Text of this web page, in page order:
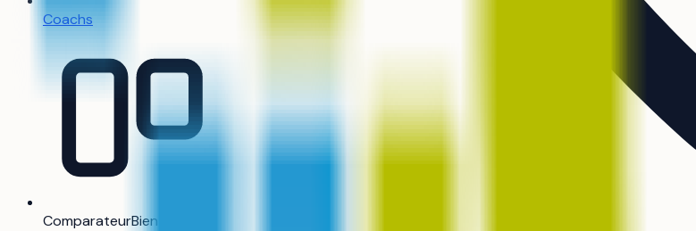
Coachs
ComparateurBientôt